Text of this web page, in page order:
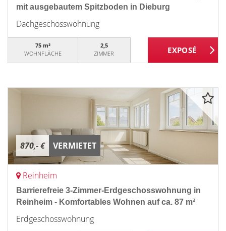
mit ausgebautem Spitzboden in Dieburg
Dachgeschosswohnung
75 m²
WOHNFLÄCHE
2,5
ZIMMER
870,- € VERMIETET
Reinheim
Barrierefreie 3-Zimmer-Erdgeschosswohnung in
Reinheim - Komfortables Wohnen auf ca. 87 m²
Erdgeschosswohnung